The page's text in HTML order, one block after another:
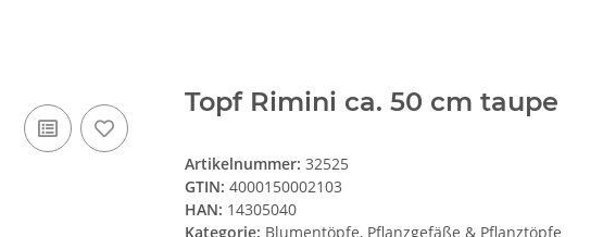
Topf Rimini ca. 50 cm taupe
Artikelnummer: 32525
GTIN: 4000150002103
HAN: 14305040
Kategorie: Blumentöpfe, Pflanzgefäße & Pflanztöpfe